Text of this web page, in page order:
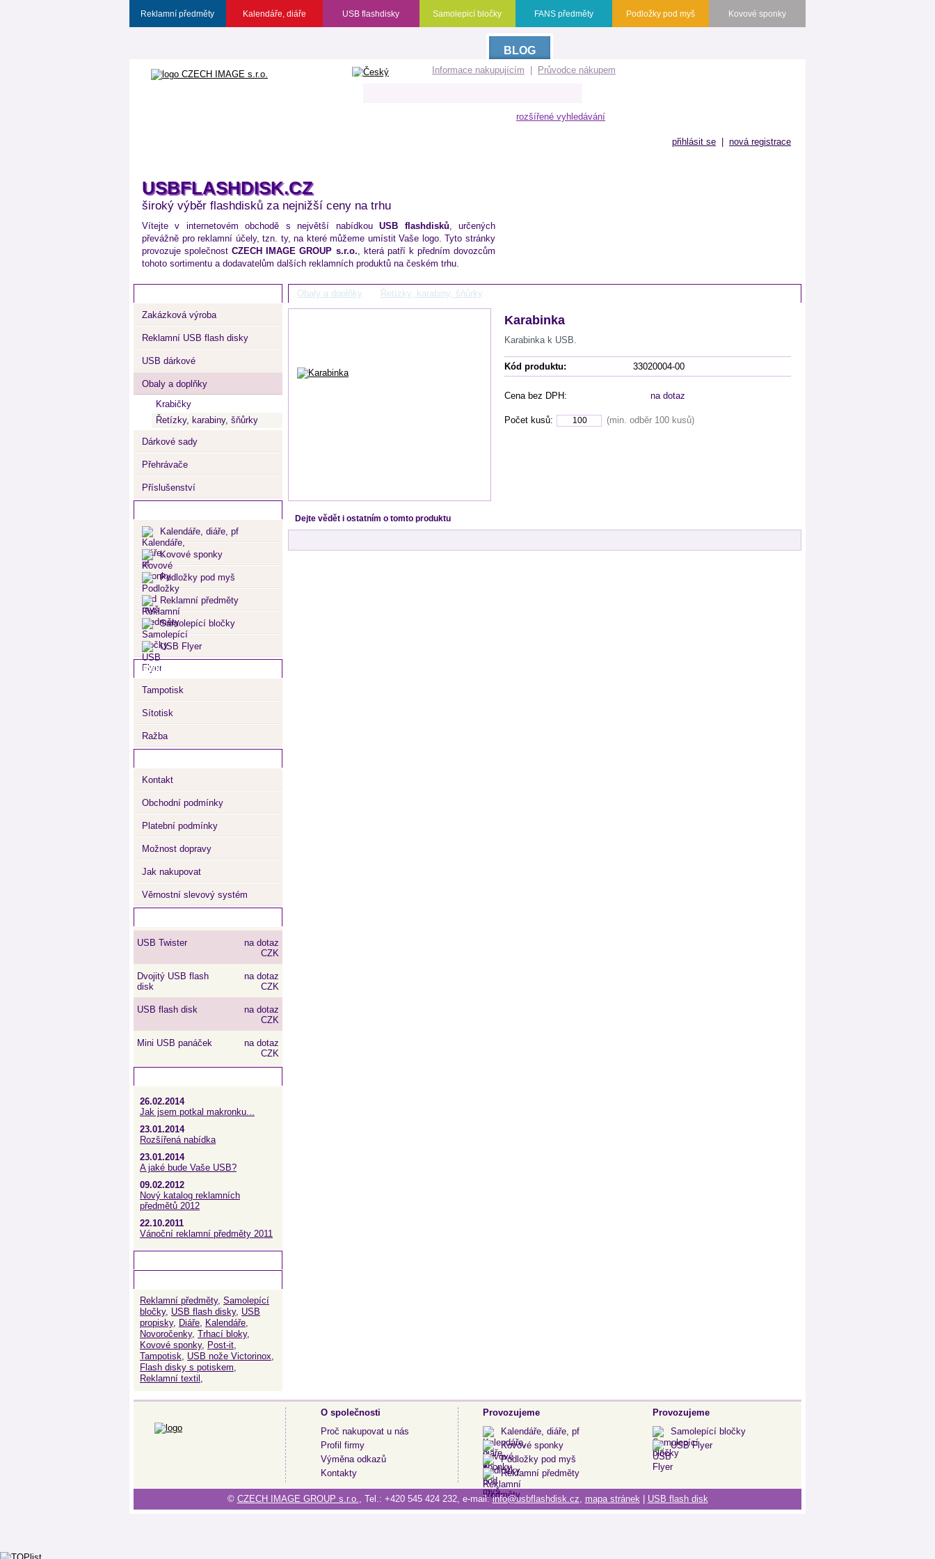
Reklamní předměty Kalendáře, diáře USB flashdisky Samolepicí bločky FANS předměty Podložky pod myš Kovové sponky
BLOG
přihlásit se | nová registrace
Informace nakupujícím | Průvodce nákupem
rozšířené vyhledávání
USBFLASHDISK.CZ
široký výběr flashdisků za nejnižší ceny na trhu
Vítejte v internetovém obchodě s největší nabídkouUSB flashdisků , určených
převážně pro reklamní účely, tzn. ty, na které můžeme umístit Vaše logo. Tyto stránky
provozuje společnostCZECH IMAGE GROUP s.r.o. , která patří k předním dovozcům
tohoto sortimentu a dodavatelům dalších reklamních produktů na českém trhu.
Obaly a doplňky Řetízky, karabiny, šňůrky
Karabinka
Karabinka k USB.
Kód produktu: 33020004-00
Cena bez DPH: na dotaz
Počet kusů: (min. odběr 100 kusů)
Dejte vědět i ostatním o tomto produktu
Zakázková výroba
Reklamní USB flash disky
USB dárkové
Obaly a doplňky
Krabičky
Řetízky, karabiny, šňůrky
Dárkové sady
Přehrávače
Příslušenství
Kalendáře, diáře, pf
Kovové sponky
Podložky pod myš
Reklamní předměty
Samolepící bločky
USB Flyer
Reklamní potisk
Tampotisk
Sítotisk
Ražba
Kontakt
Obchodní podmínky
Platební podmínky
Možnost dopravy
Jak nakupovat
Věrnostní slevový systém
USB Twister
na dotaz
CZK
Dvojitý USB flash
disk
na dotaz
CZK
USB flash disk
na dotaz
CZK
Mini USB panáček
na dotaz
CZK
26.02.2014
Jak jsem potkal makronku...
23.01.2014
Rozšířená nabídka
23.01.2014
A jaké bude Vaše USB?
09.02.2012
Nový katalog reklamních
předmětů 2012
22.10.2011
Vánoční reklamní předměty 2011
Reklamní předměty, Samolepící
bločky, USB flash disky, USB
propisky, Diáře Kalendáře
Novoročenky, Trhací bloky,
Kovové sponky, Post-it
Tampotisk
USB nože Victorinox
Flash disky s potiskem
Reklamní textil
O společnosti
Proč nakupovat u nás
Profil firmy
Výměna odkazů
Kontakty
Provozujeme
Kalendáře, diáře, pf
Kovové sponky
Podložky pod myš
Reklamní předměty
Provozujeme
Samolepící bločky
USB Flyer
© CZECH IMAGE GROUP s.r.o. , Tel.: +420 545 424 232, e-mail:info@usbflashdisk.cz mapa stránek | USB flash disk